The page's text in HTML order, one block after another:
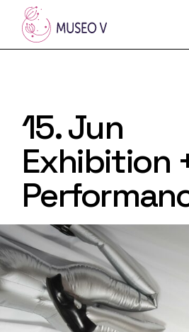
15. Jun
Exhibition